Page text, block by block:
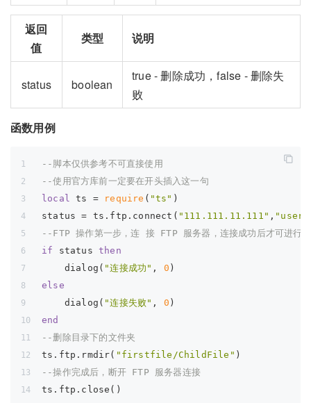
返回
值
类型 说明
status boolean
true - 删除成功，false - 删除失
败
函数用例
--脚本仅供参考不可直接使用
--使用官方库前一定要在开头插入这一句
local ts = require ( "ts" )
status = ts.ftp.connect( "111.111.11.111" ,
--FTP 操作第一步，连 接 FTP 服务器，连接成功后才可进行
if status then
    dialog(
"连接成功" , 0 )
else
    dialog(
"连接失败" , 0 )
end
--删除目录下的文件夹
ts.ftp.rmdir( "firstfile/ChildFile" )
--操作完成后，断开 FTP 服务器连接
ts.ftp.close()